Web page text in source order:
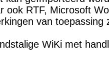
ook RTF, Microsoft
van toepassing
WiKi met